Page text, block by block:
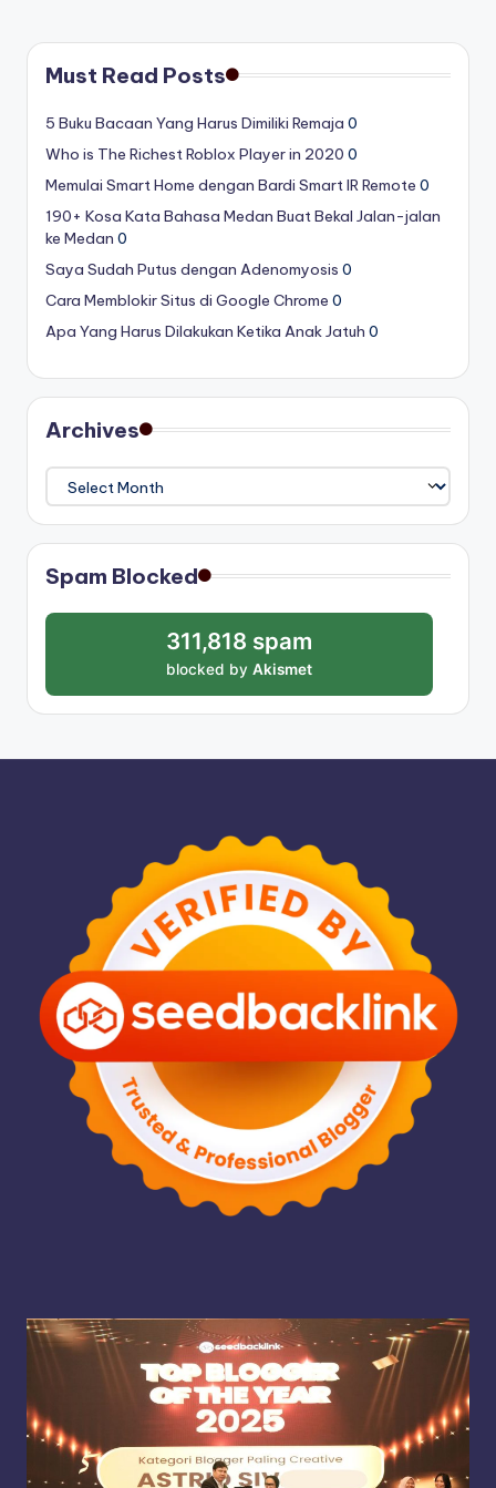
Must Read Posts
5 Buku Bacaan Yang Harus Dimiliki Remaja 0
Who is The Richest Roblox Player in 2020 0
Memulai Smart Home dengan Bardi Smart IR Remote 0
190+ Kosa Kata Bahasa Medan Buat Bekal Jalan-jalan
ke Medan 0
Saya Sudah Putus dengan Adenomyosis 0
Cara Memblokir Situs di Google Chrome 0
Apa Yang Harus Dilakukan Ketika Anak Jatuh 0
Archives
Archives
Spam Blocked
311,818 spam
blocked by Akismet